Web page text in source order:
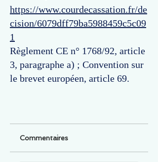
https://www.courdecassation.fr/de
cision/6079dff79ba5988459c5c09
1
Règlement CE n° 1768/92, article
3, paragraphe a) ; Convention sur
le brevet européen, article 69.
Commentaires